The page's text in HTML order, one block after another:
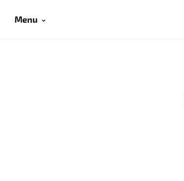
Menu